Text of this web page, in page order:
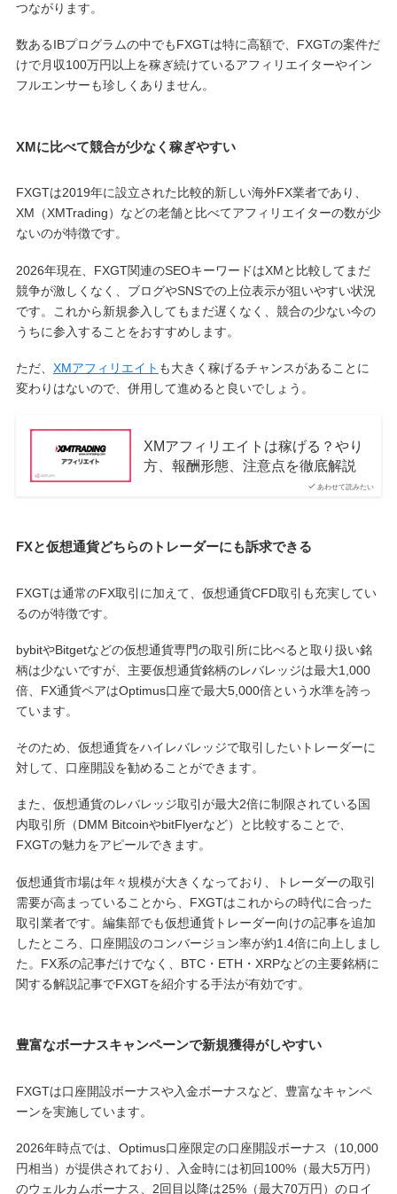
つながります。
数あるIBプログラムの中でもFXGTは特に高額で、FXGTの案件だ
けで月収100万円以上を稼ぎ続けているアフィリエイターやイン
フルエンサーも珍しくありません。
XMに比べて競合が少なく稼ぎやすい
FXGTは2019年に設立された比較的新しい海外FX業者であり、
XM（XMTrading）などの老舗と比べてアフィリエイターの数が少
ないのが特徴です。
2026年現在、FXGT関連のSEOキーワードはXMと比較してまだ
競争が激しくなく、ブログやSNSでの上位表示が狙いやすい状況
です。これから新規参入してもまだ遅くなく、競合の少ない今の
うちに参入することをおすすめします。
ただ、 XMアフィリエイト も大きく稼げるチャンスがあることに
変わりはないので、併用して進めると良いでしょう。
あわせて読みたい
XMアフィリエイトは稼げる？やり
方、報酬形態、注意点を徹底解説
FXと仮想通貨どちらのトレーダーにも訴求できる
FXGTは通常のFX取引に加えて、仮想通貨CFD取引も充実してい
るのが特徴です。
bybitやBitgetなどの仮想通貨専門の取引所に比べると取り扱い銘
柄は少ないですが、主要仮想通貨銘柄のレバレッジは最大1,000
倍、FX通貨ペアはOptimus口座で最大5,000倍という水準を誇っ
ています。
そのため、仮想通貨をハイレバレッジで取引したいトレーダーに
対して、口座開設を勧めることができます。
また、仮想通貨のレバレッジ取引が最大2倍に制限されている国
内取引所（DMM BitcoinやbitFlyerなど）と比較することで、
FXGTの魅力をアピールできます。
仮想通貨市場は年々規模が大きくなっており、トレーダーの取引
需要が高まっていることから、FXGTはこれからの時代に合った
取引業者です。編集部でも仮想通貨トレーダー向けの記事を追加
したところ、口座開設のコンバージョン率が約1.4倍に向上しまし
た。FX系の記事だけでなく、BTC・ETH・XRPなどの主要銘柄に
関する解説記事でFXGTを紹介する手法が有効です。
豊富なボーナスキャンペーンで新規獲得がしやすい
FXGTは口座開設ボーナスや入金ボーナスなど、豊富なキャンペ
ーンを実施しています。
2026年時点では、Optimus口座限定の口座開設ボーナス（10,000
円相当）が提供されており、入金時には初回100%（最大5万円）
のウェルカムボーナス、2回目以降は25%（最大70万円）のロイ